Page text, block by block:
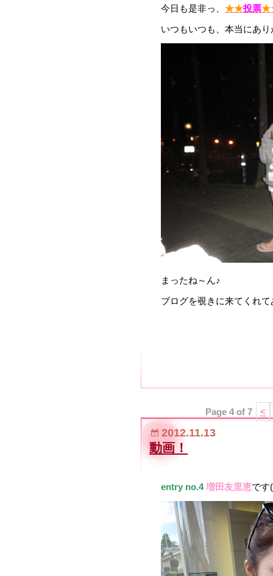
今日も是非っ、 ★★投票
いつもいつも、本当にあ
まったね～ん♪
ブログを覗きに来てくれ
Page 4 of 7 <
2012.11.13
動画！
entry no.4増田友里恵で